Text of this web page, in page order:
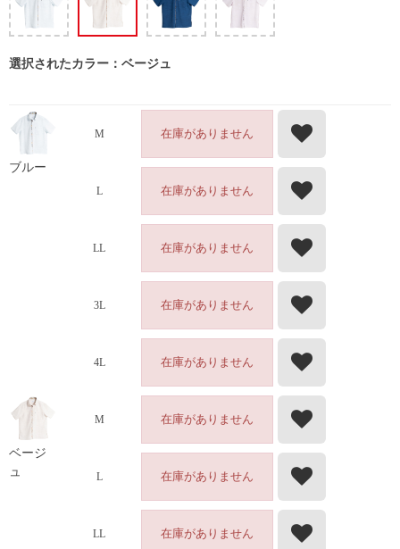
選択されたカラー：ベージュ
ブルー
M 在庫がありません
L 在庫がありません
LL 在庫がありません
3L 在庫がありません
4L 在庫がありません
ベージ
ュ
M 在庫がありません
L 在庫がありません
LL 在庫がありません